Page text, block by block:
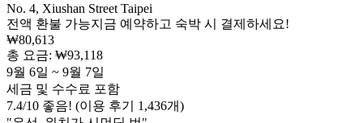
No. 4, Xiushan Street Taipei
전액 환불 가능지금 예약하고 숙박 시 결제하세요!
₩80,613
총 요금: ₩93,118
9월 6일 ~ 9월 7일
세금 및 수수료 포함
7.4/10 좋음! (이용 후기 1,436개)